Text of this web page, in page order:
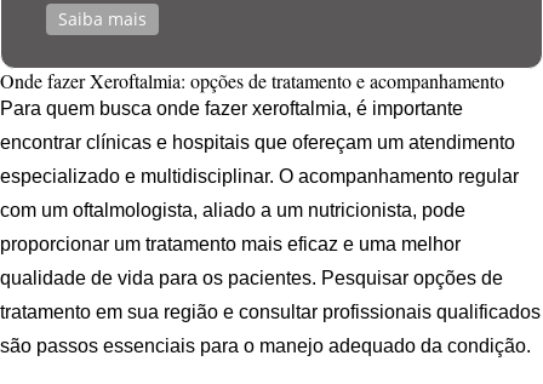
Saiba mais
Onde fazer Xeroftalmia: opções de tratamento e acompanhamento
Para quem busca onde fazer xeroftalmia, é importante
encontrar clínicas e hospitais que ofereçam um atendimento
especializado e multidisciplinar. O acompanhamento regular
com um oftalmologista, aliado a um nutricionista, pode
proporcionar um tratamento mais eficaz e uma melhor
qualidade de vida para os pacientes. Pesquisar opções de
tratamento em sua região e consultar profissionais qualificados
são passos essenciais para o manejo adequado da condição.